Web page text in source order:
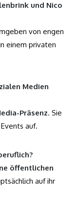
und Nico
von engen
einem privaten
Medien
Präsenz. Sie
auf.
öffentlichen
auf ihr